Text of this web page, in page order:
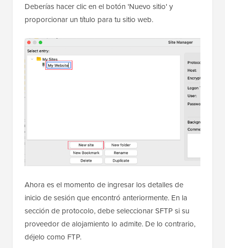
Deberías hacer clic en el botón 'Nuevo sitio' y
proporcionar un título para tu sitio web.
Ahora es el momento de ingresar los detalles de
inicio de sesión que encontró anteriormente. En la
sección de protocolo, debe seleccionar SFTP si su
proveedor de alojamiento lo admite. De lo contrario,
déjelo como FTP.